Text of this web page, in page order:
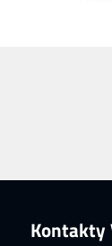
Kontakty